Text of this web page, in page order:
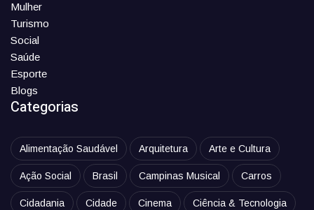
Mulher
Turismo
Social
Saúde
Esporte
Blogs
Categorias
Alimentação Saudável Arquitetura Arte e Cultura
Ação Social Brasil Campinas Musical Carros
Cidadania Cidade Cinema Ciência & Tecnologia